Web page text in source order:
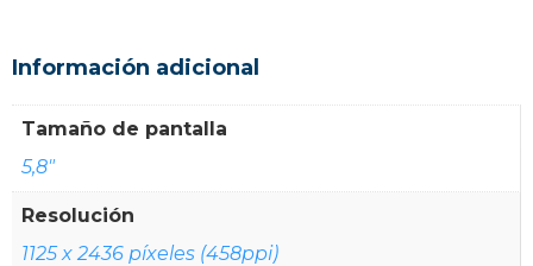
Información adicional
Tamaño de pantalla
5,8"
Resolución
1125 x 2436 píxeles (458ppi)